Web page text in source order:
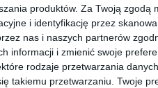
produktów. Za Twoją zgodą
i identyfikację przez
nas i naszych partnerów
informacji i zmienić swoje
rodzaje przetwarzania
takiemu przetwarzaniu. Twoje